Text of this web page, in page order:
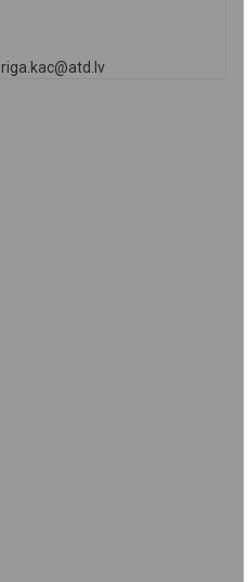
riga.kac@atd.lv